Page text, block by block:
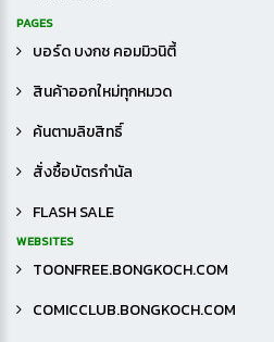
PAGES
บอร์ด บงกช คอมมิวนิตี้
สินค้าออกใหม่ทุกหมวด
ค้นตามลิขสิทธิ์
สั่งซื้อบัตรกำนัล
FLASH SALE
WEBSITES
TOONFREE.BONGKOCH.COM
COMICCLUB.BONGKOCH.COM